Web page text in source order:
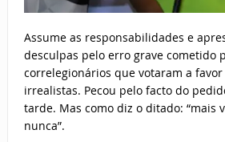
Assume as responsabilidades e
desculpas pelo erro grave cometido
correlegionários que votaram a
irrealistas. Pecou pelo facto do
tarde. Mas como diz o ditado: “mais
nunca”.